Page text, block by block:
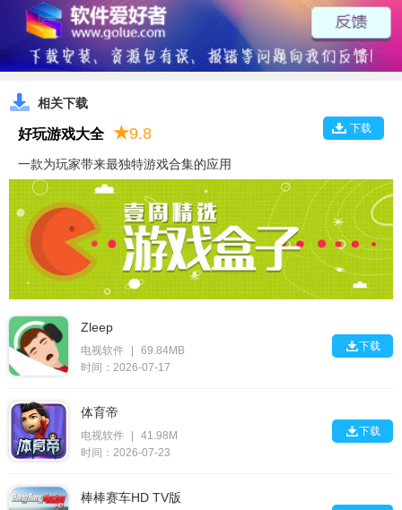
相关下载
下载
好玩游戏大全 ★9.8
一款为玩家带来最独特游戏合集的应用
Zleep
电视软件 |
69.84MB
时间：2026-07-17
下载
体育帝
电视软件 |
41.98M
时间：2026-07-23
下载
棒棒赛车HD TV版